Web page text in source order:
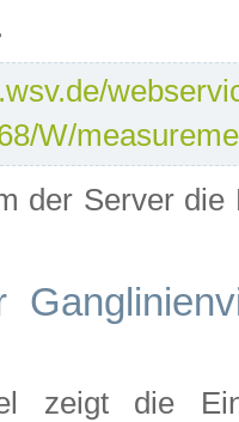
W/
der Server
zeigt die